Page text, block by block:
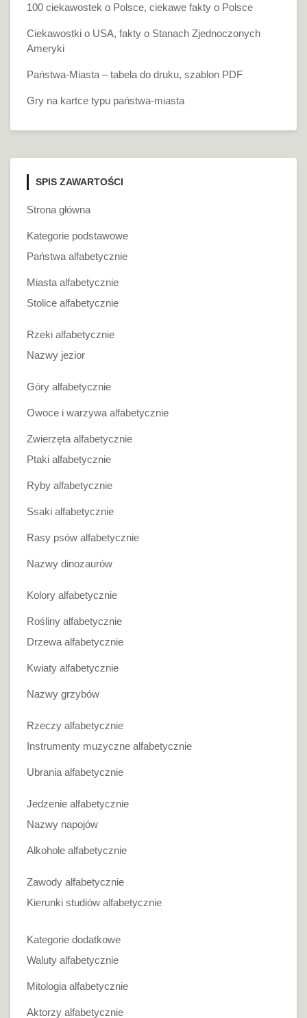
100 ciekawostek o Polsce, ciekawe fakty o Polsce
Ciekawostki o USA, fakty o Stanach Zjednoczonych
Ameryki
Państwa-Miasta – tabela do druku, szablon PDF
Gry na kartce typu państwa-miasta
SPIS ZAWARTOŚCI
Strona główna
Kategorie podstawowe
Państwa alfabetycznie
Miasta alfabetycznie
Stolice alfabetycznie
Rzeki alfabetycznie
Nazwy jezior
Góry alfabetycznie
Owoce i warzywa alfabetycznie
Zwierzęta alfabetycznie
Ptaki alfabetycznie
Ryby alfabetycznie
Ssaki alfabetycznie
Rasy psów alfabetycznie
Nazwy dinozaurów
Kolory alfabetycznie
Rośliny alfabetycznie
Drzewa alfabetycznie
Kwiaty alfabetycznie
Nazwy grzybów
Rzeczy alfabetycznie
Instrumenty muzyczne alfabetycznie
Ubrania alfabetycznie
Jedzenie alfabetycznie
Nazwy napojów
Alkohole alfabetycznie
Zawody alfabetycznie
Kierunki studiów alfabetycznie
Kategorie dodatkowe
Waluty alfabetycznie
Mitologia alfabetycznie
Aktorzy alfabetycznie